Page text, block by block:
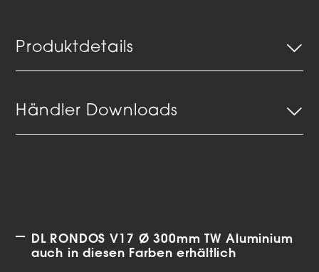
Produktdetails
Händler Downloads
DL RONDOS V17 Ø 300mm TW Aluminium
auch in diesen Farben erhältlich